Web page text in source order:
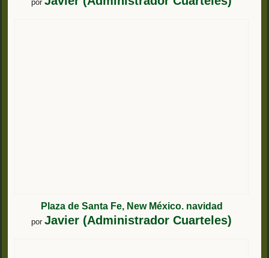
por
Plaza de Santa Fe, New México. navidad
por Javier (Administrador Cuarteles)